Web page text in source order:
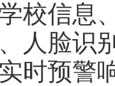
校信息
人脸识
时预警